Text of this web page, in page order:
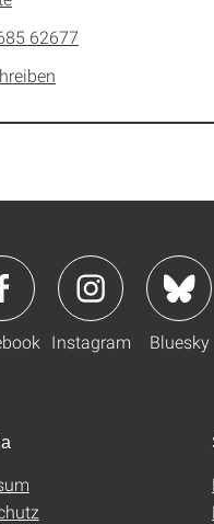
62677
Instagram Bluesky